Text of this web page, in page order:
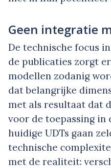
Geen integratie
De technische focus
de publicaties zorgt
modellen zodanig
dat belangrijke
met als resultaat dat
voor de toepassing in
huidige UDTs gaan
technische
met de realiteit: